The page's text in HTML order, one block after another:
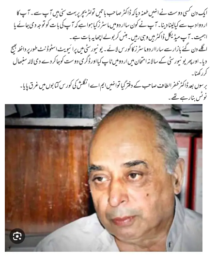
ایک دن کسی دوست نے انہیں طعنہ دیا کہ ڈاکٹر صاحب باتیں تو لٹریچر پر بہت سنی ہیں آپ سے۔ آپ کا
اردو ادب سے کیا لینا دینا۔ آپ نے کون سا اردو میں ماسٹرز کیا ہوا ہے کہ آپ کی بات کو توجہ دی جائے یا
اہمیت۔ آپ میڈیکل ڈاکٹر ہیں وہی رہیں۔ ہنس کر بولے اچھا یہ بات ہے۔
اگلے دن گئے بازار سے سارا اردو ماسٹرز کا کورس لائے۔ یونیورسٹی میں پرائیویٹ اسٹوڈنٹ طور پر داخلہ بھیج
دیا۔ اور پھر یونیورسٹی کے سالانہ امتحان میں اردو میں ٹاپ کیا اور ڈگری دوست کو جا کر دے دی لالہ سنبھال
کر رکھنا۔
برسوں بعد ڈاکٹر ظفر الطاف صاحب کے دفتر گیا تو انہیں ایم اے انگلش کی کورس کتابوں میں غرق پایا۔
نوٹس بنا رہے تھے۔